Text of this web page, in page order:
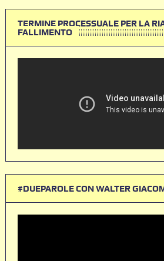
TERMINE PROCESSUALE PER LA
FALLIMENTO
#DUEPAROLE CON WALTER